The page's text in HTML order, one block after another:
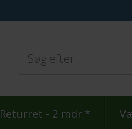
Returret - 2 mdr.*